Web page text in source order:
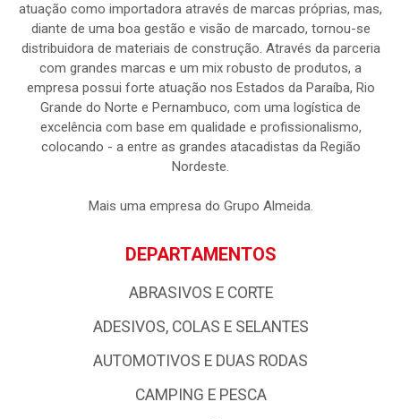
atuação como importadora através de marcas próprias, mas,
diante de uma boa gestão e visão de marcado, tornou-se
distribuidora de materiais de construção. Através da parceria
com grandes marcas e um mix robusto de produtos, a
empresa possui forte atuação nos Estados da Paraíba, Rio
Grande do Norte e Pernambuco, com uma logística de
excelência com base em qualidade e profissionalismo,
colocando - a entre as grandes atacadistas da Região
Nordeste.
Mais uma empresa do Grupo Almeida.
DEPARTAMENTOS
ABRASIVOS E CORTE
ADESIVOS, COLAS E SELANTES
AUTOMOTIVOS E DUAS RODAS
CAMPING E PESCA